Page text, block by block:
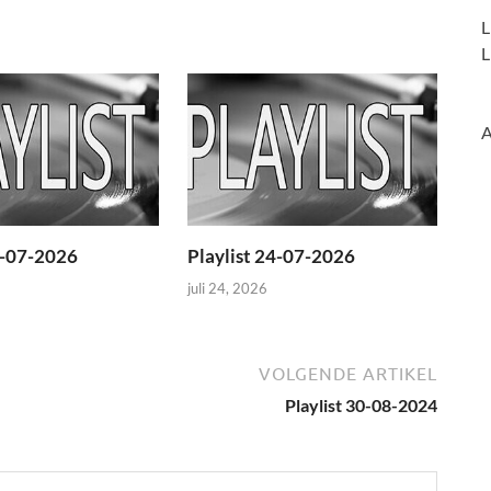
07-2026 Playlist 24-07-2026
juli 24, 2026
VOLGENDE ARTIKEL
Playlist 30-08-2024